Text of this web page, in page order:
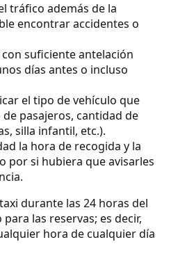
tráfico además de la
encontrar accidentes o
con suficiente antelación
días antes o incluso
el tipo de vehículo que
pasajeros, cantidad de
silla infantil, etc.).
la hora de recogida y la
por si hubiera que avisarles
durante las 24 horas del
las reservas; es decir,
hora de cualquier día